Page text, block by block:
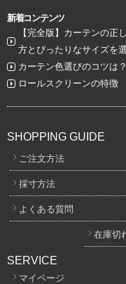
新着コンテンツ
【完全版】カーテンの正
方とぴったりなサイズを
カーテン色選びのコツは？
ロールスクリーンの特徴
SHOPPING GUIDE
ご注文方法
採寸方法
よくある質問
在庫切
SERVICE
マイページ